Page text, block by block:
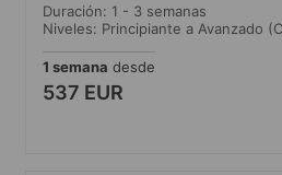
Duración: 1 - 3 semanas
Niveles: Principiante a Avanzado
1 semana desde
537 EUR